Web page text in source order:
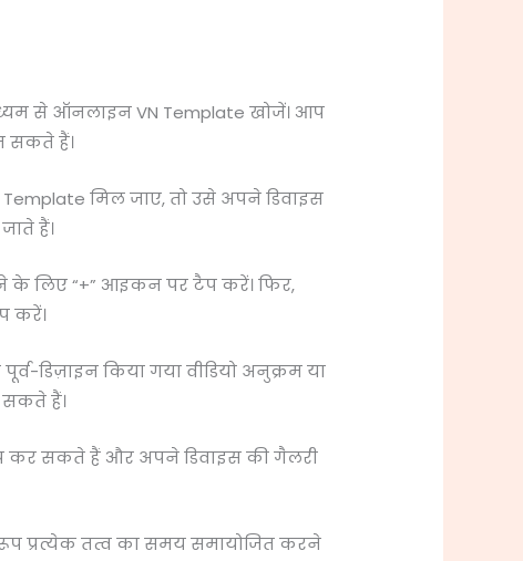
से ऑनलाइन VN Template खोजें। आप
सकते हैं।
मिल जाए, तो उसे अपने डिवाइस
हैं।
के लिए “+” आइकन पर टैप करें। फिर,
करें।
डिज़ाइन किया गया वीडियो अनुक्रम या
हैं।
टैप कर सकते हैं और अपने डिवाइस की गैलरी
प्रत्येक तत्व का समय समायोजित करने